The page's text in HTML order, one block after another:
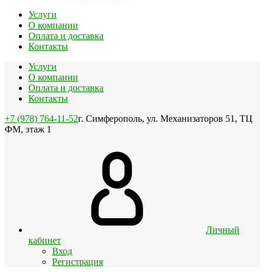
Услуги
О компании
Оплата и доставка
Контакты
Услуги
О компании
Оплата и доставка
Контакты
+7 (978) 764-11-52г. Симферополь, ул. Механизаторов 51, ТЦ
ФМ, этаж 1
Личный
кабинет
Вход
Регистрация